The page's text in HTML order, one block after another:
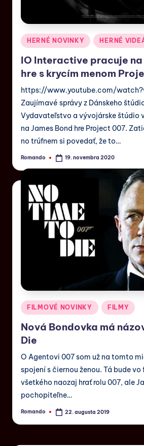
HERNÉ NOVINKY HERNÉ
IO Interactive pracuje na
hre s krycím menom
https://www.youtube.com/
Zaujímavé správy z Dánskeho
Vydavateľstvo a vývojárske štúdio
na James Bond hre Project 007.
no trúfnem si povedať, že to…
Romando 19. novembra 2020
FILMOVÉ NOVINKY FILMY
Nová Bondovka má
Die
O Agentovi 007 som už na tomto
spojení s čiernou ženou. Tá bude
všetkého naozaj hrať rolu 007, ale
pochopiteľne…
Romando 22. augusta 2019